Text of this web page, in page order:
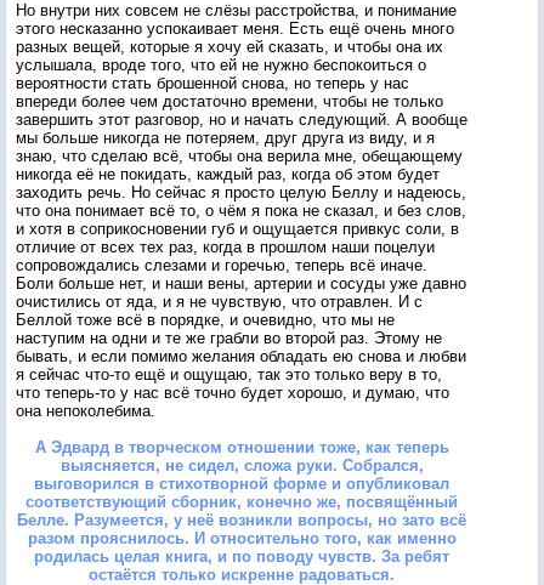
Но внутри них совсем не слёзы расстройства, и понимание
этого несказанно успокаивает меня. Есть ещё очень много
разных вещей, которые я хочу ей сказать, и чтобы она их
услышала, вроде того, что ей не нужно беспокоиться о
вероятности стать брошенной снова, но теперь у нас
впереди более чем достаточно времени, чтобы не только
завершить этот разговор, но и начать следующий. А вообще
мы больше никогда не потеряем, друг друга из виду, и я
знаю, что сделаю всё, чтобы она верила мне, обещающему
никогда её не покидать, каждый раз, когда об этом будет
заходить речь. Но сейчас я просто целую Беллу и надеюсь,
что она понимает всё то, о чём я пока не сказал, и без слов,
и хотя в соприкосновении губ и ощущается привкус соли, в
отличие от всех тех раз, когда в прошлом наши поцелуи
сопровождались слезами и горечью, теперь всё иначе.
Боли больше нет, и наши вены, артерии и сосуды уже давно
очистились от яда, и я не чувствую, что отравлен. И с
Беллой тоже всё в порядке, и очевидно, что мы не
наступим на одни и те же грабли во второй раз. Этому не
бывать, и если помимо желания обладать ею снова и любви
я сейчас что-то ещё и ощущаю, так это только веру в то,
что теперь-то у нас всё точно будет хорошо, и думаю, что
она непоколебима.
А Эдвард в творческом отношении тоже, как теперь
выясняется, не сидел, сложа руки. Собрался,
выговорился в стихотворной форме и опубликовал
соответствующий сборник, конечно же, посвящённый
Белле. Разумеется, у неё возникли вопросы, но зато всё
разом прояснилось. И относительно того, как именно
родилась целая книга, и по поводу чувств. За ребят
остаётся только искренне радоваться.